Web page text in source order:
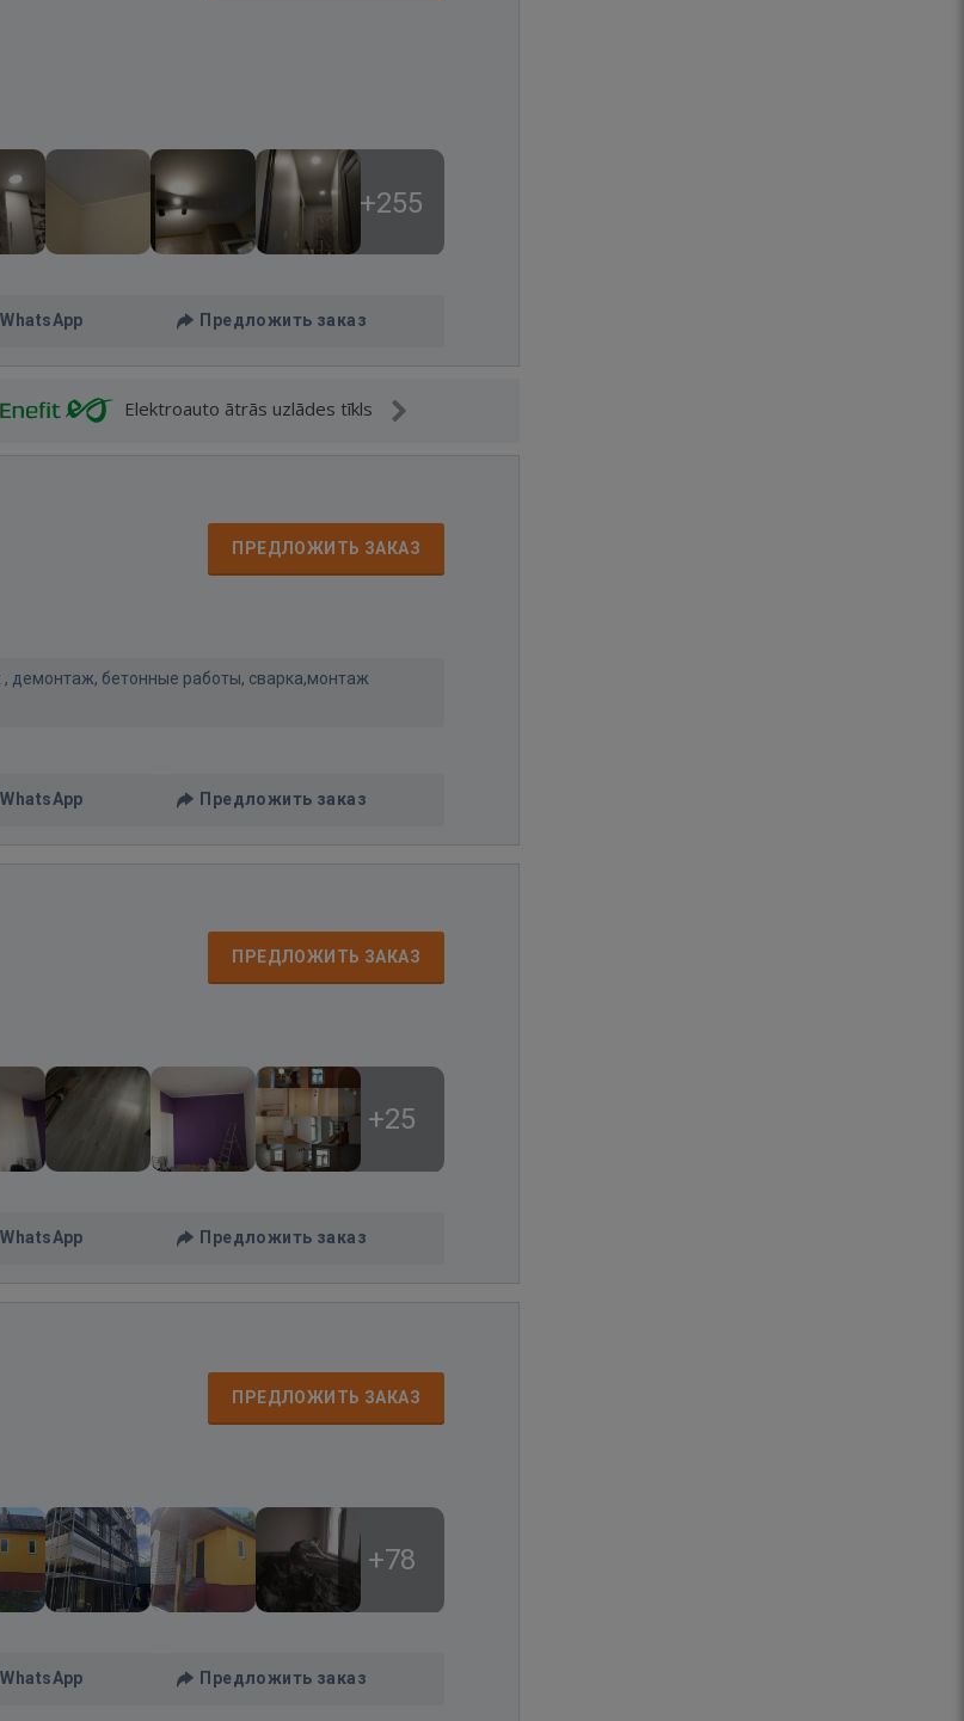
+255
WhatsApp Предложить заказ
Elektroauto ātrās uzlādes tīkls
ПРЕДЛОЖИТЬ ЗАКАЗ
демонтаж, бетонные работы, сварка,монтаж
WhatsApp Предложить заказ
ПРЕДЛОЖИТЬ ЗАКАЗ
+25
WhatsApp Предложить заказ
ПРЕДЛОЖИТЬ ЗАКАЗ
+78
WhatsApp Предложить заказ